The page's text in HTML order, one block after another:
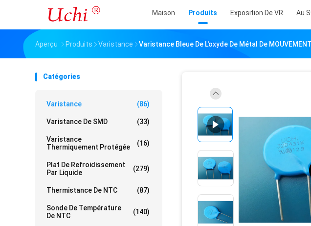
Maison Produits Exposition De VR Au
Aperçu Produits Varistance Varistance Bleue De L'oxyde De Métal De
Catégories
Varistance (86)
Varistance De SMD (33)
Varistance
Thermiquement Protégée
(16)
Plat De Refroidissement
Par Liquide
(279)
Thermistance De NTC (87)
Sonde De Température
De NTC
(140)